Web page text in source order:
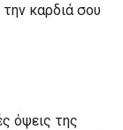
καρδιά σου
όψεις της